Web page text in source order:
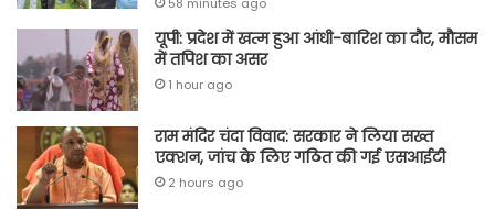
यूपी: प्रदेश में खत्म हुआ आंधी-बारिश का दौर, मौसम
में तपिश का असर
1 hour ago
राम मंदिर चंदा विवाद: सरकार ने लिया सख्त
एक्शन, जांच के लिए गठित की गई एसआईटी
2 hours ago